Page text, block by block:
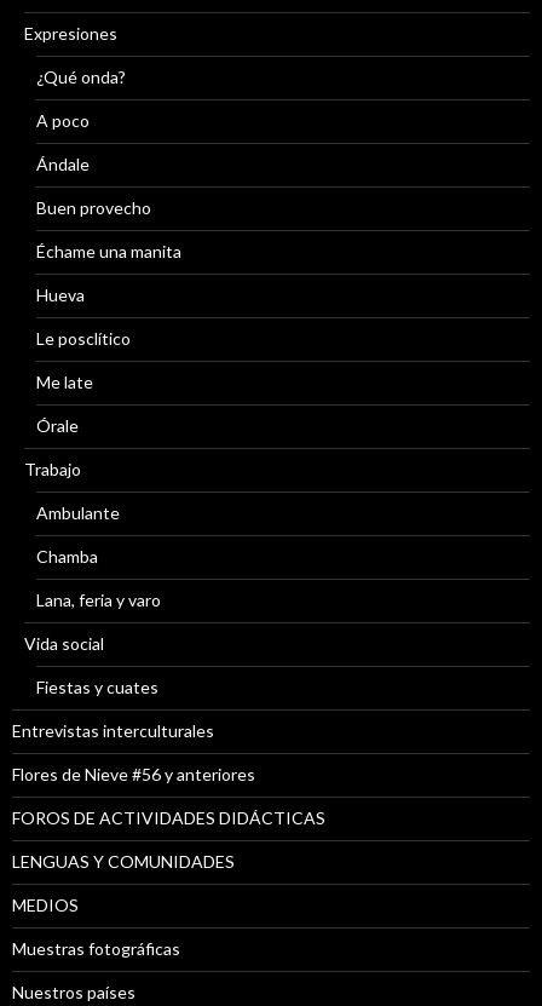
Expresiones
¿Qué onda?
A poco
Ándale
Buen provecho
Échame una manita
Hueva
Le posclítico
Me late
Órale
Trabajo
Ambulante
Chamba
Lana, feria y varo
Vida social
Fiestas y cuates
Entrevistas interculturales
Flores de Nieve #56 y anteriores
FOROS DE ACTIVIDADES DIDÁCTICAS
LENGUAS Y COMUNIDADES
MEDIOS
Muestras fotográficas
Nuestros países